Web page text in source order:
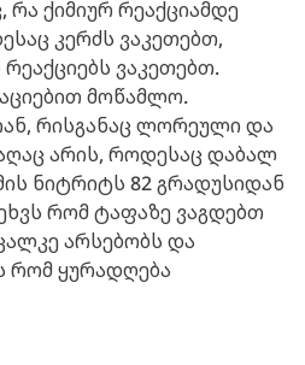
ქიმიურ რეაქციამდე
კერძს ვაკეთებთ,
ვაკეთებთ.
მოწამლო.
რისგანაც ლორეული და
არის, როდესაც დაბალ
ნიტრიტს 82 გრადუსიდან
რომ ტაფაზე ვაგდებთ
არსებობს და
რომ ყურადღება